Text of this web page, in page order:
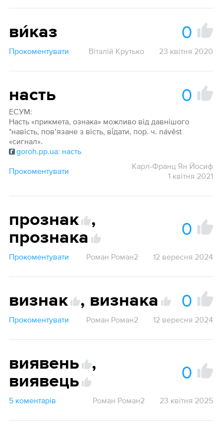
ви́каз 0
Прокоментувати Віталій Крутько 23 квітня 2020
насть 0
ЕСУМ:
Насть «прикмета, ознака» можливо від давнішого
*навість, пов’язане з вість, ві́дати, пор. ч. návěst
«сигнал».
goroh.pp.ua: насть
Прокоментувати
Карл-Франц Ян Йосиф
1 квітня 2021
прознак
,
прознака
0
Прокоментувати Роман Роман2 12 вересня 2024
визнак , визнака 0
Прокоментувати Роман Роман2 12 вересня 2024
виявень
,
виявець
0
5 коментарів Роман Роман2 23 квітня 2025